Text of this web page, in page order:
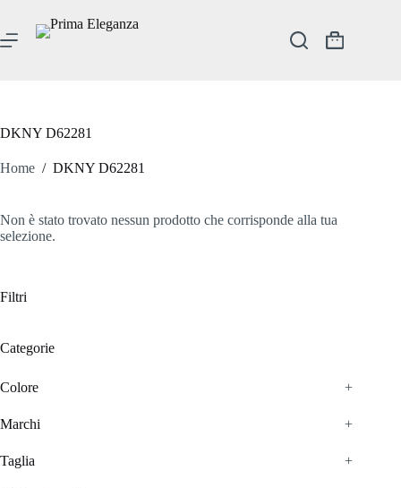
contenuto
Carrello
DKNY D62281
Home / DKNY D62281
Non è stato trovato nessun prodotto che corrisponde alla tua
selezione.
Filtri
Categorie
Colore +
Marchi +
Taglia +